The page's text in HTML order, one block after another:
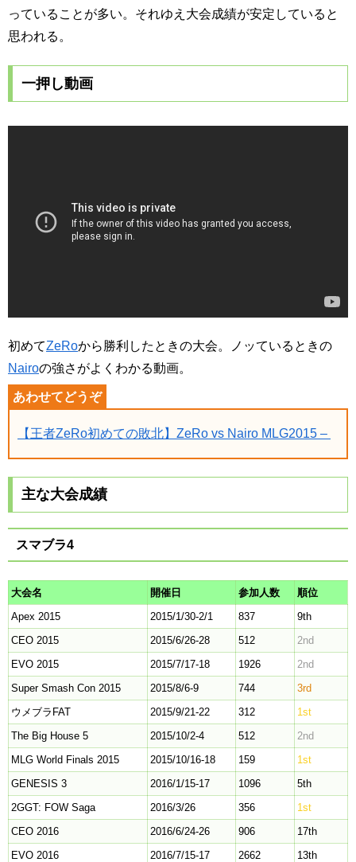
っていることが多い。それゆえ大会成績が安定していると
思われる。
一押し動画
初めてZeRoから勝利したときの大会。ノッているときの
Nairoの強さがよくわかる動画。
【王者ZeRo初めての敗北】ZeRo vs Nairo MLG2015 –
主な大会成績
スマブラ4
大会名 開催日 参加人数
順位
Apex 2015
2015/1/30-2/1 837
9th
CEO 2015
2015/6/26-28 512
2nd
EVO 2015
2015/7/17-18 1926
2nd
Super Smash Con 2015
2015/8/6-9 744
3rd
ウメブラFAT
2015/9/21-22 312
1st
The Big House 5
2015/10/2-4 512
2nd
MLG World Finals 2015
2015/10/16-18 159
1st
GENESIS 3
2016/1/15-17 1096
5th
2GGT: FOW Saga
2016/3/26 356
1st
CEO 2016
2016/6/24-26 906
17th
EVO 2016
2016/7/15-17 2662
13th